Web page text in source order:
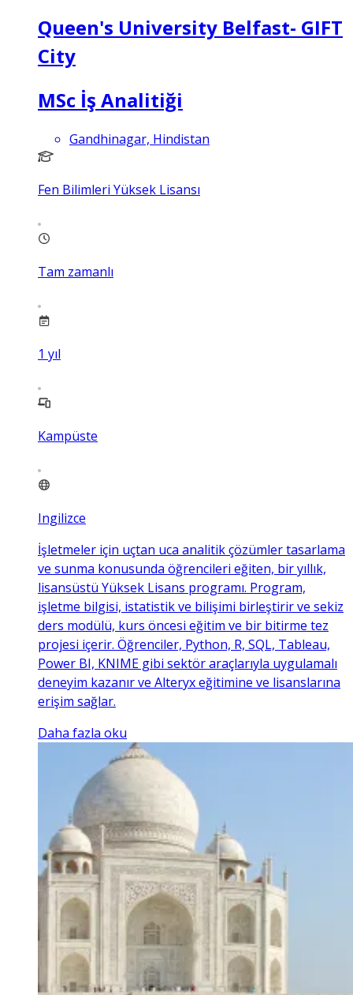
Queen's University Belfast- GIFT
City
MSc İş Analitiği
Gandhinagar, Hindistan
Fen Bilimleri Yüksek Lisansı
Tam zamanlı
1 yıl
Kampüste
Ingilizce
İşletmeler için uçtan uca analitik çözümler tasarlama
ve sunma konusunda öğrencileri eğiten, bir yıllık,
lisansüstü Yüksek Lisans programı. Program,
işletme bilgisi, istatistik ve bilişimi birleştirir ve sekiz
ders modülü, kurs öncesi eğitim ve bir bitirme tez
projesi içerir. Öğrenciler, Python, R, SQL, Tableau,
Power BI, KNIME gibi sektör araçlarıyla uygulamalı
deneyim kazanır ve Alteryx eğitimine ve lisanslarına
erişim sağlar.
Daha fazla oku